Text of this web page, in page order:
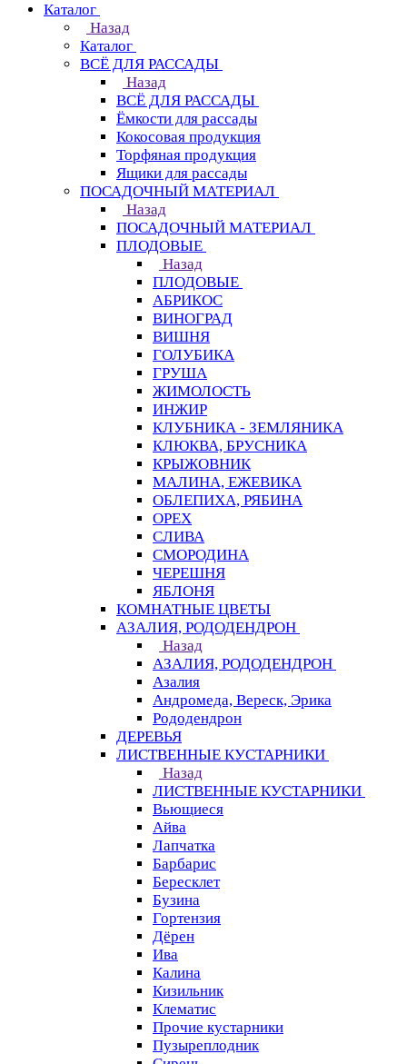
Каталог
Назад
Каталог
ВСЁ ДЛЯ РАССАДЫ
Назад
ВСЁ ДЛЯ РАССАДЫ
Ёмкости для рассады
Кокосовая продукция
Торфяная продукция
Ящики для рассады
ПОСАДОЧНЫЙ МАТЕРИАЛ
Назад
ПОСАДОЧНЫЙ МАТЕРИАЛ
ПЛОДОВЫЕ
Назад
ПЛОДОВЫЕ
АБРИКОС
ВИНОГРАД
ВИШНЯ
ГОЛУБИКА
ГРУША
ЖИМОЛОСТЬ
ИНЖИР
КЛУБНИКА - ЗЕМЛЯНИКА
КЛЮКВА, БРУСНИКА
КРЫЖОВНИК
МАЛИНА, ЕЖЕВИКА
ОБЛЕПИХА, РЯБИНА
ОРЕХ
СЛИВА
СМОРОДИНА
ЧЕРЕШНЯ
ЯБЛОНЯ
КОМНАТНЫЕ ЦВЕТЫ
АЗАЛИЯ, РОДОДЕНДРОН
Назад
АЗАЛИЯ, РОДОДЕНДРОН
Азалия
Андромеда, Вереск, Эрика
Рододендрон
ДЕРЕВЬЯ
ЛИСТВЕННЫЕ КУСТАРНИКИ
Назад
ЛИСТВЕННЫЕ КУСТАРНИКИ
Вьющиеся
Айва
Лапчатка
Барбарис
Бересклет
Бузина
Гортензия
Дёрен
Ива
Калина
Кизильник
Клематис
Прочие кустарники
Пузыреплодник